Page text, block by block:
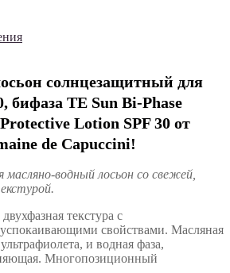
солнцезащитный для
бифаза TE Sun Bi-Phase
Lotion SPF 30 от
de Capuccini!
водный лосьон со свежей,
текстура с
свойствами. Масляная
и водная фаза,
Многопозиционный